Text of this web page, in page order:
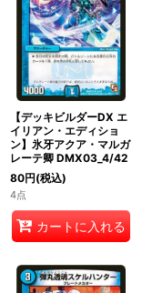
【デッキビルダーDX エ
イリアン・エディショ
ン】氷牙アクア・マルガ
レーテ卿 DMX03_4/42
80円(税込)
4点
カートに入れる